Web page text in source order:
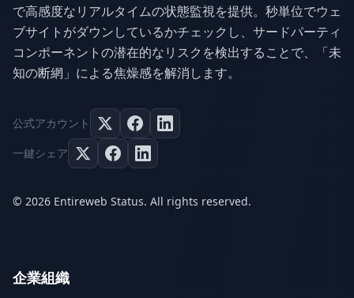
で高感度なリアルタイムの状態監視を提供。秒単位でウェ
ブサイトがダウンしているかチェックし、サードパーティ
コンポーネントの潜在的なリスクを検出することで、「未
知の断網」による焦燥感を解消します。
公式アカウント
一鍵シェア
© 2026 Entireweb Status. All rights reserved.
企業組織